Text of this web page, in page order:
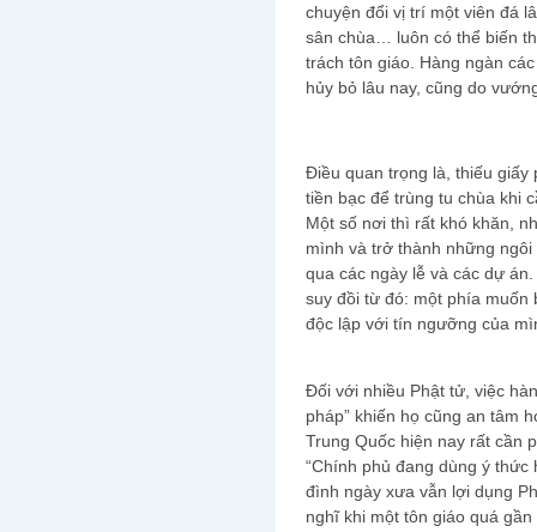
chuyện đổi vị trí một viên đá
sân chùa… luôn có thể biến
trách tôn giáo. Hàng ngàn
hủy bỏ lâu nay, cũng do
Điều quan trọng là, thiếu giấy
tiền bạc để trùng tu chùa khi
Một số nơi thì rất khó khăn,
mình và trở thành những
qua các ngày lễ và các dự
suy đồi từ đó: một phía muốn
độc lập với tín ngưỡng của
Đối với nhiều Phật tử, việc
pháp” khiến họ cũng an tâm
Trung Quốc hiện nay rất cần
“Chính phủ đang dùng ý
đình ngày xưa vẫn lợi dụng
nghĩ khi một tôn giáo quá